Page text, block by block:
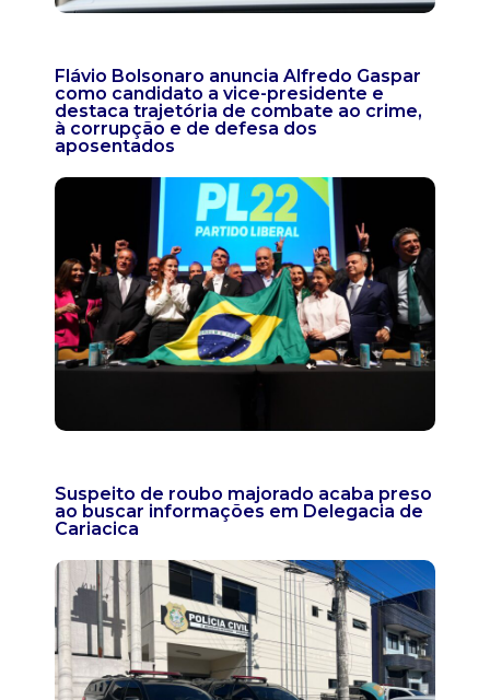
Flávio Bolsonaro anuncia Alfredo Gaspar
como candidato a vice-presidente e
destaca trajetória de combate ao crime,
à corrupção e de defesa dos
aposentados
Suspeito de roubo majorado acaba preso
ao buscar informações em Delegacia de
Cariacica